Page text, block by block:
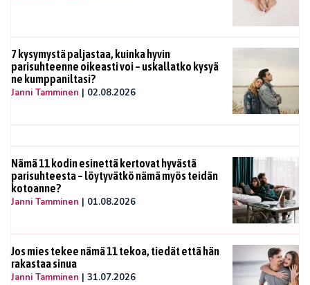
7 kysymystä paljastaa, kuinka hyvin
parisuhteenne oikeasti voi – uskallatko kysyä
ne kumppaniltasi?
Janni Tamminen | 02.08.2026
Nämä 11 kodin esinettä kertovat hyvästä
parisuhteesta – löytyvätkö nämä myös teidän
kotoanne?
Janni Tamminen | 01.08.2026
Jos mies tekee nämä 11 tekoa, tiedät että hän
rakastaa sinua
Janni Tamminen | 31.07.2026